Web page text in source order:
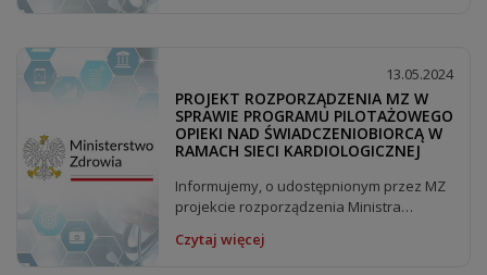
13.05.2024
PROJEKT ROZPORZĄDZENIA MZ W
SPRAWIE PROGRAMU PILOTAŻOWEGO
OPIEKI NAD ŚWIADCZENIOBIORCĄ W
RAMACH SIECI KARDIOLOGICZNEJ
Informujemy, o udostępnionym przez MZ
projekcie rozporządzenia Ministra
Czytaj więcej